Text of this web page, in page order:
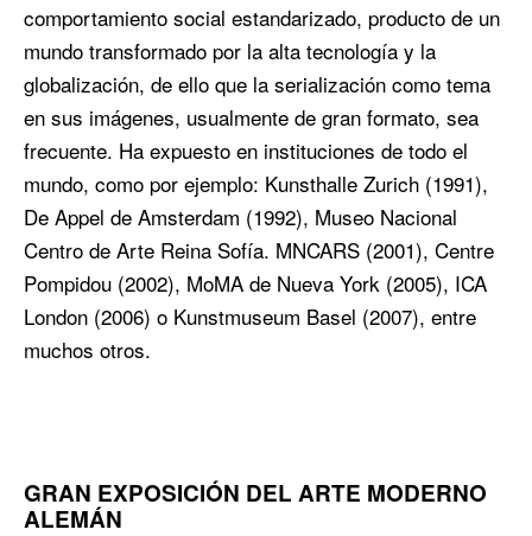
comportamiento social estandarizado, producto de un
mundo transformado por la alta tecnología y la
globalización, de ello que la serialización como tema
en sus imágenes, usualmente de gran formato, sea
frecuente. Ha expuesto en instituciones de todo el
mundo, como por ejemplo: Kunsthalle Zurich (1991),
De Appel de Amsterdam (1992), Museo Nacional
Centro de Arte Reina Sofía. MNCARS (2001), Centre
Pompidou (2002), MoMA de Nueva York (2005), ICA
London (2006) o Kunstmuseum Basel (2007), entre
muchos otros.
GRAN EXPOSICIÓN DEL ARTE MODERNO
ALEMÁN